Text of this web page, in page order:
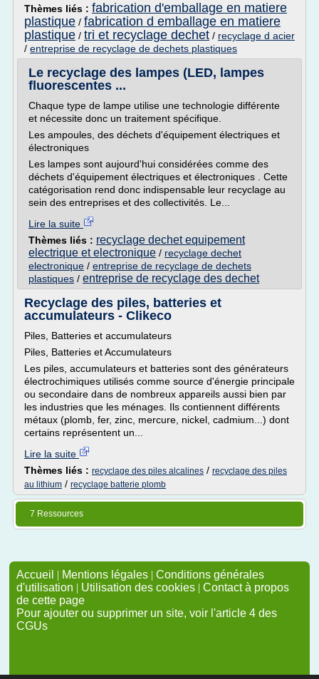
Thèmes liés : fabrication d'emballage en matiere
plastique / fabrication d emballage en matiere
plastique / tri et recyclage dechet / recyclage d acier
/ entreprise de recyclage de dechets plastiques
Le recyclage des lampes (LED, lampes
fluorescentes ...
Chaque type de lampe utilise une technologie différente
et nécessite donc un traitement spécifique.
Les ampoules, des déchets d'équipement électriques et
électroniques
Les lampes sont aujourd'hui considérées comme des
déchets d'équipement électriques et électroniques . Cette
catégorisation rend donc indispensable leur recyclage au
sein des entreprises et des collectivités. Le...
Lire la suite
Thèmes liés : recyclage dechet equipement
electrique et electronique / recyclage dechet
electronique / entreprise de recyclage de dechets
plastiques / entreprise de recyclage des dechet
Recyclage des piles, batteries et
accumulateurs - Clikeco
Piles, Batteries et accumulateurs
Piles, Batteries et Accumulateurs
Les piles, accumulateurs et batteries sont des générateurs
électrochimiques utilisés comme source d'énergie principale
ou secondaire dans de nombreux appareils aussi bien par
les industries que les ménages. Ils contiennent différents
métaux (plomb, fer, zinc, mercure, nickel, cadmium...) dont
certains représentent un...
Lire la suite
Thèmes liés : recyclage des piles alcalines / recyclage des piles
au lithium / recyclage batterie plomb
7 Ressources
Accueil | Mentions légales | Conditions générales
d'utilisation | Utilisation des cookies | Contact à propos
de cette page
Pour ajouter ou supprimer un site, voir l'article 4 des
CGUs